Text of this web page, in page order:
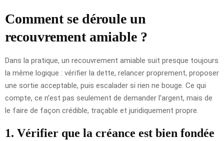
Comment se déroule un
recouvrement amiable ?
Dans la pratique, un recouvrement amiable suit presque toujours
la même logique : vérifier la dette, relancer proprement, proposer
une sortie acceptable, puis escalader si rien ne bouge. Ce qui
compte, ce n’est pas seulement de demander l’argent, mais de
le faire de façon crédible, traçable et juridiquement propre.
1. Vérifier que la créance est bien fondée